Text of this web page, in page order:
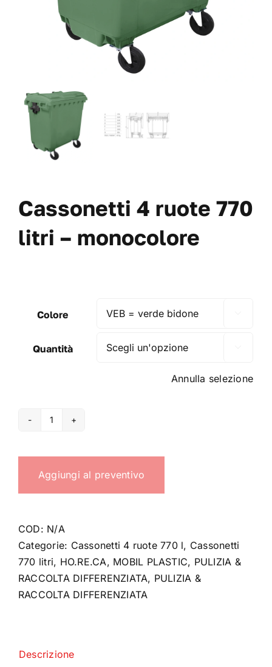
VAI AL PREVENTIVO
Cassonetti 4 ruote 770
litri – monocolore
Colore
Quantità
Annulla selezione
Cassonetti
ruote
770
litri
monocolore
quantità
Aggiungi al preventivo
COD: N/A
Categorie: Cassonetti 4 ruote 770 l, Cassonetti
770 litri, HO.RE.CA, MOBIL PLASTIC, PULIZIA &
RACCOLTA DIFFERENZIATA, PULIZIA &
RACCOLTA DIFFERENZIATA
Descrizione